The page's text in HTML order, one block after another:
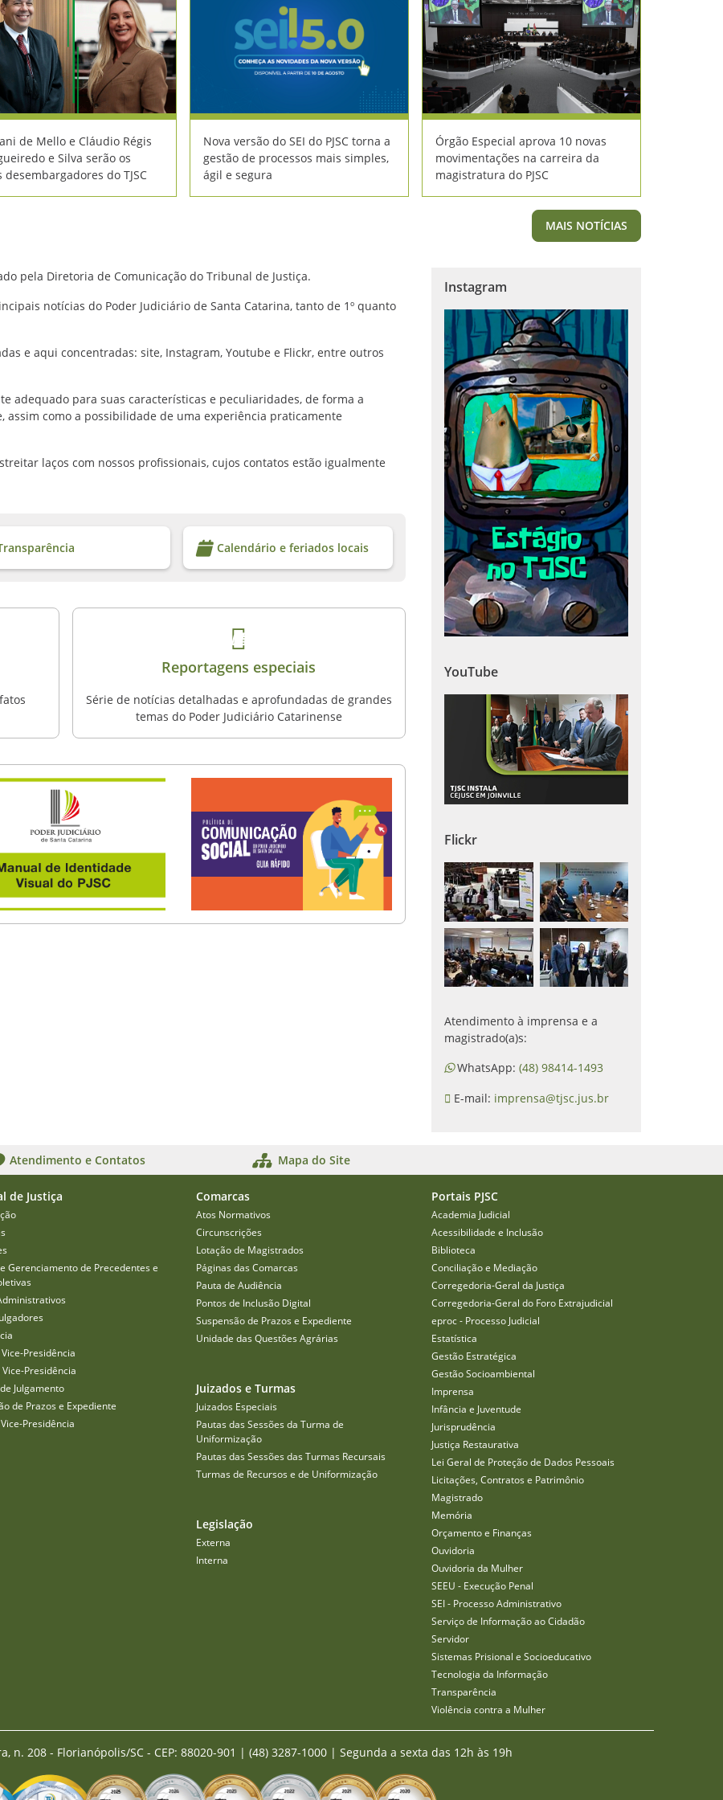
de Mello e Cláudio Régis
e Silva serão os
desembargadores do TJSC
Nova versão do SEI do PJSC torna a
gestão de processos mais simples,
ágil e segura
Órgão Especial aprova 10 novas
movimentações na carreira da
magistratura do PJSC
MAIS NOTÍCIAS
pela Diretoria de Comunicação do Tribunal de Justiça.
notícias do Poder Judiciário de Santa Catarina, tanto de 1º quanto
e aqui concentradas: site, Instagram, Youtube e Flickr, entre outros
adequado para suas características e peculiaridades, de forma a
como a possibilidade de uma experiência praticamente
laços com nossos profissionais, cujos contatos estão igualmente
Calendário e feriados locais
Reportagens especiais
Série de notícias detalhadas e aprofundadas de grandes
temas do Poder Judiciário Catarinense
Instagram
YouTube
Flickr
Atendimento à imprensa e a
magistrado(a)s:
WhatsApp: (48) 98414-1493
E-mail: imprensa@tjsc.jus.br
Atendimento e Contatos Mapa do Site
de Justiça
Gerenciamento de Precedentes e
Presidência
Presidência
Julgamento
de Prazos e Expediente
Presidência
Comarcas
Atos Normativos
Circunscrições
Lotação de Magistrados
Páginas das Comarcas
Pauta de Audiência
Pontos de Inclusão Digital
Suspensão de Prazos e Expediente
Unidade das Questões Agrárias
Juizados e Turmas
Juizados Especiais
Pautas das Sessões da Turma de
Uniformização
Pautas das Sessões das Turmas Recursais
Turmas de Recursos e de Uniformização
Legislação
Externa
Interna
Portais PJSC
Academia Judicial
Acessibilidade e Inclusão
Biblioteca
Conciliação e Mediação
Corregedoria-Geral da Justiça
Corregedoria-Geral do Foro Extrajudicial
eproc - Processo Judicial
Estatística
Gestão Estratégica
Gestão Socioambiental
Imprensa
Infância e Juventude
Jurisprudência
Justiça Restaurativa
Lei Geral de Proteção de Dados Pessoais
Licitações, Contratos e Patrimônio
Magistrado
Memória
Orçamento e Finanças
Ouvidoria
Ouvidoria da Mulher
SEEU - Execução Penal
SEI - Processo Administrativo
Serviço de Informação ao Cidadão
Servidor
Sistemas Prisional e Socioeducativo
Tecnologia da Informação
Transparência
Violência contra a Mulher
n. 208 - Florianópolis/SC - CEP: 88020-901 | (48) 3287-1000 | Segunda a sexta das 12h às 19h